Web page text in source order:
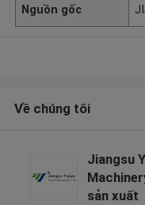
Nguồn gốc
Về chúng tôi
Jiangsu
sản xuất